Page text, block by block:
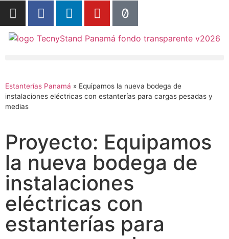
Estanterías Panamá » Equipamos la nueva bodega de
instalaciones eléctricas con estanterías para cargas pesadas y
medias
Proyecto: Equipamos
la nueva bodega de
instalaciones
eléctricas con
estanterías para